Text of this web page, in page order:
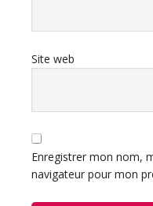
Site web
Enregistrer mon nom,
navigateur pour mon